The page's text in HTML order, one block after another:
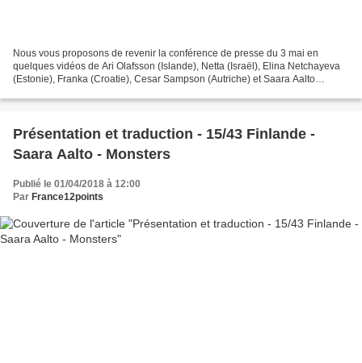
Nous vous proposons de revenir la conférence de presse du 3 mai en
quelques vidéos de Ari Olafsson (Islande), Netta (Israël), Elina Netchayeva
(Estonie), Franka (Croatie), Cesar Sampson (Autriche) et Saara Aalto
Présentation et traduction - 15/43 Finlande -
Saara Aalto - Monsters
Publié le 01/04/2018 à 12:00
Par France12points